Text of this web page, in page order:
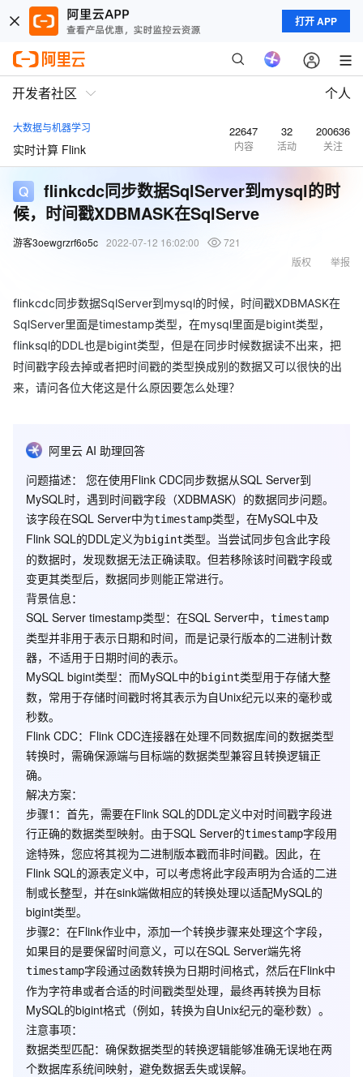
打开 APP
开发者社区 个人
大数据与机器学习
实时计算 Flink
22647
内容
32
活动
200636
关注
flinkcdc同步数据SqlServer到mysql的时
候，时间戳XDBMASK在SqlServe
游客3oewgrzrf6o5c 2022-07-12 16:02:00
721
举报
版权
flinkcdc同步数据SqlServer到mysql的时候，时间戳XDBMASK在
SqlServer里面是timestamp类型，在mysql里面是bigint类型，
flinksql的DDL也是bigint类型，但是在同步时候数据读不出来，把
时间戳字段去掉或者把时间戳的类型换成别的数据又可以很快的出
来，请问各位大佬这是什么原因要怎么处理？
阿里云 AI 助理回答
问题描述： 您在使用Flink CDC同步数据从SQL Server到
MySQL时，遇到时间戳字段（XDBMASK）的数据同步问题。
该字段在SQL Server中为timestamp类型，在MySQL中及
Flink SQL的DDL定义为bigint类型。当尝试同步包含此字段
的数据时，发现数据无法正确读取。但若移除该时间戳字段或
变更其类型后，数据同步则能正常进行。
背景信息：
SQL Server timestamp类型：在SQL Server中， timestamp
类型并非用于表示日期和时间，而是记录行版本的二进制计数
器，不适用于日期时间的表示。
MySQL bigint类型：而MySQL中的bigint类型用于存储大整
数，常用于存储时间戳时将其表示为自Unix纪元以来的毫秒或
秒数。
Flink CDC：Flink CDC连接器在处理不同数据库间的数据类型
转换时，需确保源端与目标端的数据类型兼容且转换逻辑正
确。
解决方案：
步骤1 ：首先，需要在Flink SQL的DDL定义中对时间戳字段进
行正确的数据类型映射。由于SQL Server的timestamp字段用
途特殊，您应将其视为二进制版本戳而非时间戳。因此，在
Flink SQL的源表定义中，可以考虑将此字段声明为合适的二进
制或长整型，并在sink端做相应的转换处理以适配MySQL的
bigint类型。
步骤2：在Flink作业中，添加一个转换步骤来处理这个字段，
如果目的是要保留时间意义，可以在SQL Server端先将
timestamp字段通过函数转换为日期时间格式，然后在Flink中
作为字符串或者合适的时间戳类型处理，最终再转换为目标
MySQL的bigint格式（例如，转换为自Unix纪元的毫秒数）。
注意事项：
数据类型匹配：确保数据类型的转换逻辑能够准确无误地在两
个数据库系统间映射，避免数据丢失或误解。